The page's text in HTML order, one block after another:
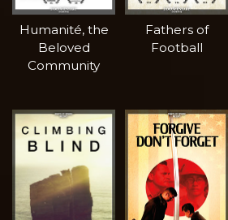
Humanité, the
Beloved
Community
Fathers of
Football